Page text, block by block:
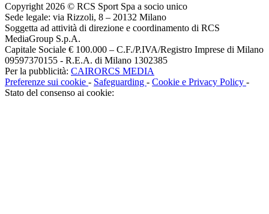
Copyright 2026 © RCS Sport Spa a socio unico
Sede legale: via Rizzoli, 8 – 20132 Milano
Soggetta ad attività di direzione e coordinamento di RCS
MediaGroup S.p.A.
Capitale Sociale € 100.000 – C.F./P.IVA/Registro Imprese di Milano
09597370155 - R.E.A. di Milano 1302385
Per la pubblicità: CAIRORCS MEDIA
Preferenze sui cookie - Safeguarding - Cookie e Privacy Policy -
Stato del consenso ai cookie: